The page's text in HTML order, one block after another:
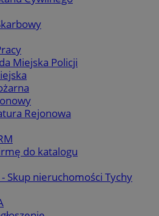
Miejska Policji
Rejonowa
do katalogu
Skup nieruchomości Tychy